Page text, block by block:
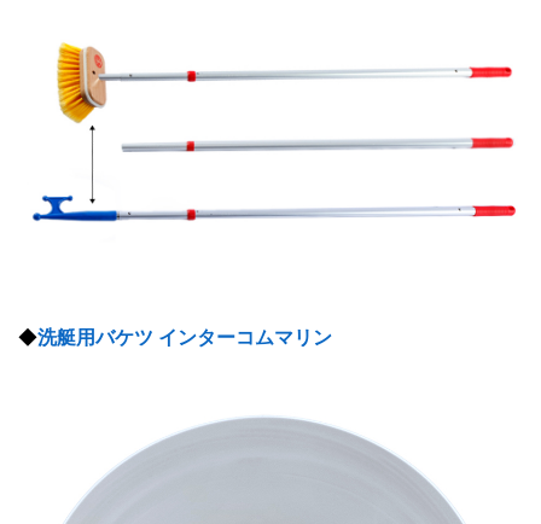
◆洗艇用バケツ インターコムマリン